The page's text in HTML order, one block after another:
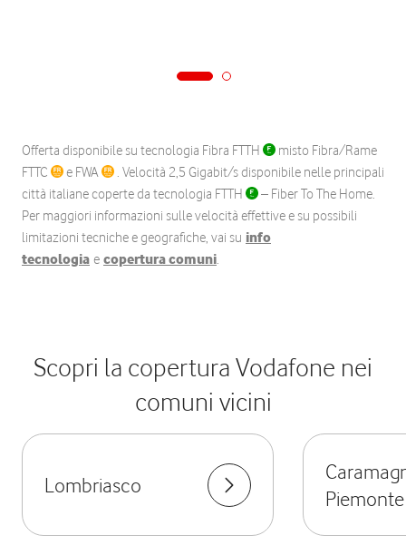
Offerta disponibile su tecnologia Fibra FTTH
misto Fibra/Rame
FTTC
e FWA
. Velocità 2,5 Gigabit/s disponibile nelle principali
città italiane coperte da tecnologia FTTH
– Fiber To The Home.
Per maggiori informazioni sulle velocità effettive e su possibili
limitazioni tecniche e geografiche, vai su info
tecnologia e copertura comuni.
Scopri la copertura Vodafone nei
comuni vicini
Lombriasco
Piemonte